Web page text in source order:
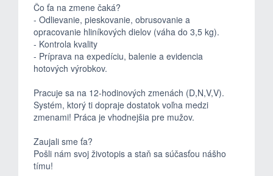
Čo ťa na zmene čaká?
- Odlievanie, pieskovanie, obrusovanie a
opracovanie hliníkových dielov (váha do 3,5 kg).
- Kontrola kvality
- Príprava na expedíciu, balenie a evidencia
hotových výrobkov.
Pracuje sa na 12-hodinových zmenách (D,N,V,V).
Systém, ktorý ti dopraje dostatok voľna medzi
zmenami! Práca je vhodnejšia pre mužov.
Zaujali sme ťa?
Pošli nám svoj životopis a staň sa súčasťou nášho
tímu!